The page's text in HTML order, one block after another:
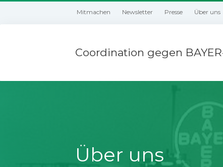
Mitmachen Newsletter Presse Über uns
Coordination gegen
Über uns